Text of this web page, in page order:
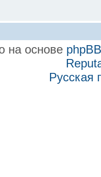
на основе phpBB
Русская